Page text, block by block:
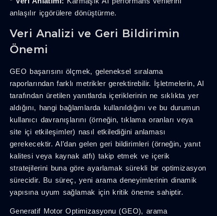
anlaşılır içgörülere dönüştürme.
Veri Analizi ve Geri Bildirimin
Önemi
GEO başarısını ölçmek, geleneksel sıralama
raporlarından farklı metrikler gerektirebilir. İşletmelerin, AI
tarafından üretilen yanıtlarda içeriklerinin ne sıklıkta yer
aldığını, hangi bağlamlarda kullanıldığını ve bu durumun
kullanıcı davranışlarını (örneğin, tıklama oranları veya
site içi etkileşimler) nasıl etkilediğini anlaması
gerekecektir. AI’dan gelen geri bildirimleri (örneğin, yanıt
kalitesi veya kaynak atfı) takip etmek ve içerik
stratejilerini buna göre ayarlamak sürekli bir optimizasyon
sürecidir. Bu süreç, yeni arama deneyimlerinin dinamik
yapısına uyum sağlamak için kritik öneme sahiptir.
Generatif Motor Optimizasyonu (GEO), arama